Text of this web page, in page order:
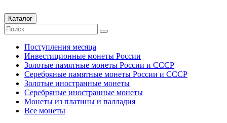
Каталог
Поступления месяца
Инвестиционные монеты России
Золотые памятные монеты России и СССР
Серебряные памятные монеты России и СССР
Золотые иностранные монеты
Серебряные иностранные монеты
Монеты из платины и палладия
Все монеты